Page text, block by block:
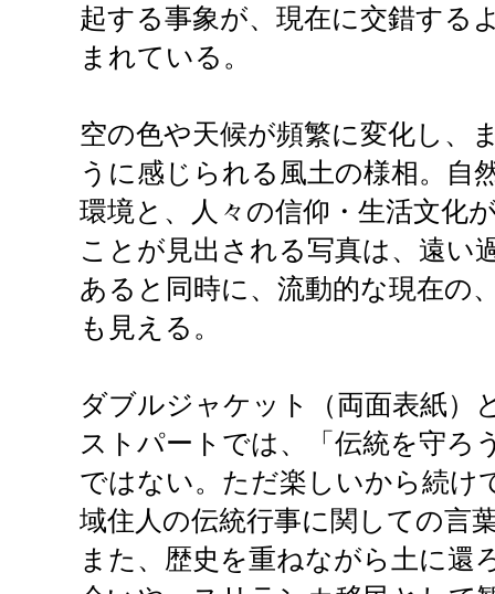
起する事象が、現在に交錯する
まれている。
空の色や天候が頻繁に変化し、
うに感じられる風土の様相。自
環境と、人々の信仰・生活文化
ことが見出される写真は、遠い
あると同時に、流動的な現在の
も見える。
ダブルジャケット（両面表紙）
ストパートでは、「伝統を守ろ
ではない。ただ楽しいから続け
域住人の伝統行事に関しての言
また、歴史を重ねながら土に還